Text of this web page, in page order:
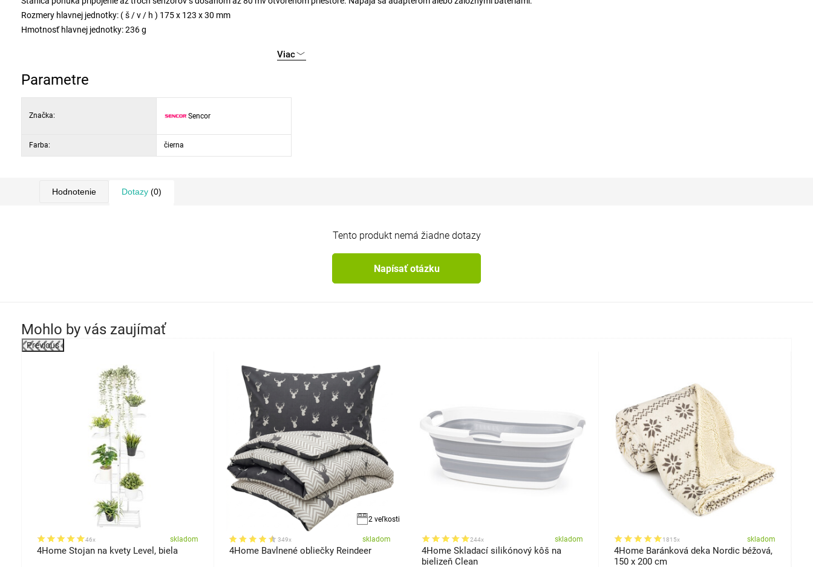
Rozmery hlavnej jednotky: ( š / v / h ) 175 x 123 x 30 mm
Hmotnosť hlavnej jednotky: 236 g
Viac
Parametre
Značka: Sencor
Farba: čierna
Hodnotenie Dotazy (0)
Tento produkt nemá žiadne dotazy
Napísať otázku
Mohlo by vás zaujímať
Previous
46x skladom
4Home Stojan na kvety Level, biela
2 veľkosti
349x skladom
4Home Bavlnené obliečky Reindeer
244x skladom
4Home Skladací silikónový kôš na
bielizeň Clean
1815x skladom
4Home Baránková deka Nordic béžová,
150 x 200 cm